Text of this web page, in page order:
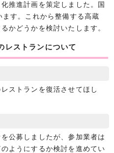
推進計画を策定しました。国
す。これから整備する高蔵
かどうかを検討いたします。
レストランについて
ストランを復活させてほし
公募しましたが、参加業者は
ようにするか検討を進めてい